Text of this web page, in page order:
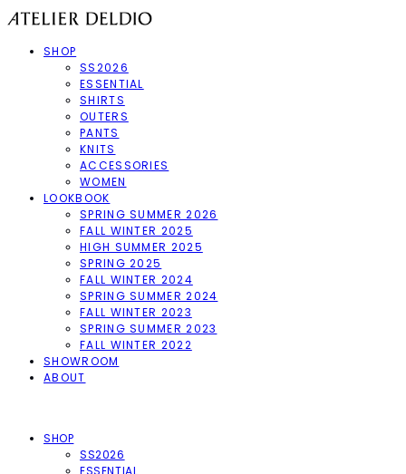
SHOP
SS2026
ESSENTIAL
SHIRTS
OUTERS
PANTS
KNITS
ACCESSORIES
WOMEN
LOOKBOOK
SPRING SUMMER 2026
FALL WINTER 2025
HIGH SUMMER 2025
SPRING 2025
FALL WINTER 2024
SPRING SUMMER 2024
FALL WINTER 2023
SPRING SUMMER 2023
FALL WINTER 2022
SHOWROOM
ABOUT
SHOP
SS2026
ESSENTIAL